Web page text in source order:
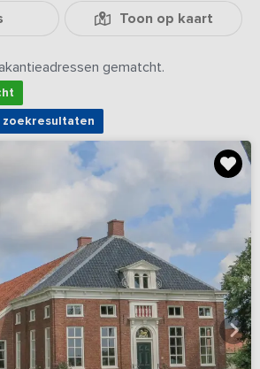
Toon op kaart
gematcht.